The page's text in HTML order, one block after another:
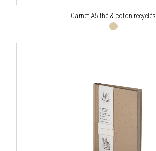
Carnet A5 thé & coton recyclés